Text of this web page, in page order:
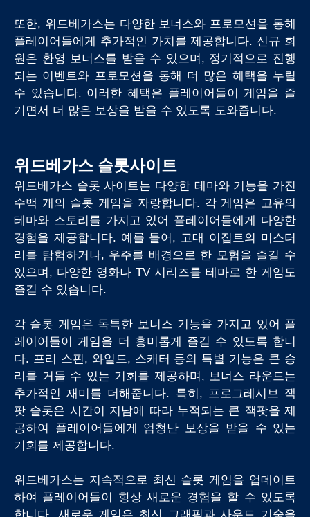
또한, 위드베가스는 다양한 보너스와 프로모션을 통해
플레이어들에게 추가적인 가치를 제공합니다. 신규 회
원은 환영 보너스를 받을 수 있으며, 정기적으로 진행
되는 이벤트와 프로모션을 통해 더 많은 혜택을 누릴
수 있습니다. 이러한 혜택은 플레이어들이 게임을 즐
기면서 더 많은 보상을 받을 수 있도록 도와줍니다.
위드베가스 슬롯사이트
위드베가스 슬롯 사이트는 다양한 테마와 기능을 가진
수백 개의 슬롯 게임을 자랑합니다. 각 게임은 고유의
테마와 스토리를 가지고 있어 플레이어들에게 다양한
경험을 제공합니다. 예를 들어, 고대 이집트의 미스터
리를 탐험하거나, 우주를 배경으로 한 모험을 즐길 수
있으며, 다양한 영화나 TV 시리즈를 테마로 한 게임도
즐길 수 있습니다.
각 슬롯 게임은 독특한 보너스 기능을 가지고 있어 플
레이어들이 게임을 더 흥미롭게 즐길 수 있도록 합니
다. 프리 스핀, 와일드, 스캐터 등의 특별 기능은 큰 승
리를 거둘 수 있는 기회를 제공하며, 보너스 라운드는
추가적인 재미를 더해줍니다. 특히, 프로그레시브 잭
팟 슬롯은 시간이 지남에 따라 누적되는 큰 잭팟을 제
공하여 플레이어들에게 엄청난 보상을 받을 수 있는
기회를 제공합니다.
위드베가스는 지속적으로 최신 슬롯 게임을 업데이트
하여 플레이어들이 항상 새로운 경험을 할 수 있도록